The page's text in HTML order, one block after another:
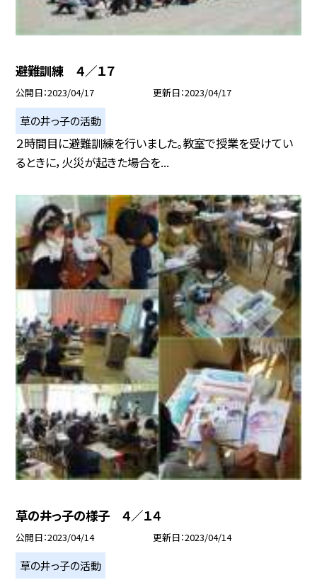
避難訓練 ４／１７
公開日 2023/04/17 更新日 2023/04/17
草の井っ子の活動
２時間目に避難訓練を行いました。教室で授業を受けてい
るときに，火災が起きた場合を...
草の井っ子の様子 ４／１４
公開日 2023/04/14 更新日 2023/04/14
草の井っ子の活動